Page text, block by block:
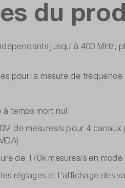
du
jusqu'à 400 MHz,
pour la mesure de
à temps mort nul
de mesures/s pour 4
de 170k mesures/s en mode
réglages et l'affichage des